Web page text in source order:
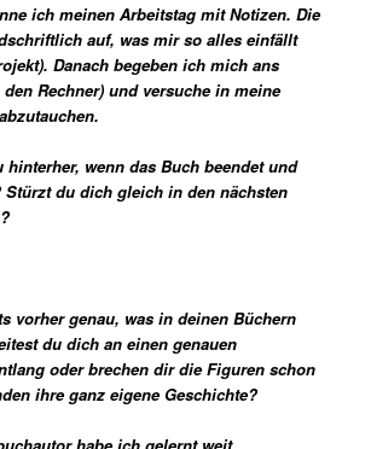
ich meinen Arbeitstag mit Notizen. Die
auf, was mir so alles einfällt
Danach begeben ich mich ans
Rechner) und versuche in meine
hinterher, wenn das Buch beendet und
du dich gleich in den nächsten
vorher genau, was in deinen Büchern
du dich an einen genauen
oder brechen dir die Figuren schon
ihre ganz eigene Geschichte?